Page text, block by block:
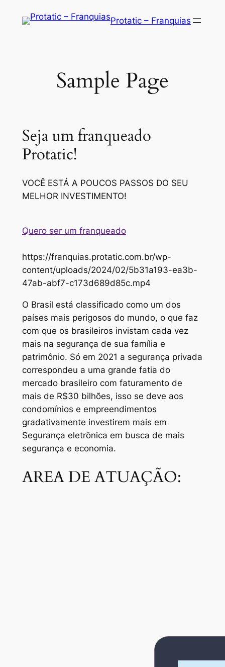
Protatic – Franquias
Sample Page
Seja um franqueado
Protatic!
VOCÊ ESTÁ A POUCOS PASSOS DO SEU
MELHOR INVESTIMENTO!
Quero ser um franqueado
https://franquias.protatic.com.br/wp-
content/uploads/2024/02/5b31a193-ea3b-
47ab-abf7-c173d689d85c.mp4
O Brasil está classificado como um dos
países mais perigosos do mundo, o que faz
com que os brasileiros invistam cada vez
mais na segurança de sua família e
patrimônio. Só em 2021 a segurança privada
correspondeu a uma grande fatia do
mercado brasileiro com faturamento de
mais de R$30 bilhões, isso se deve aos
condomínios e empreendimentos
gradativamente investirem mais em
Segurança eletrônica em busca de mais
segurança e economia.
AREA DE ATUAÇÃO: